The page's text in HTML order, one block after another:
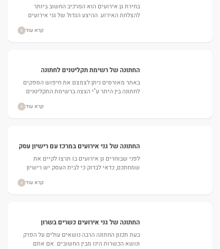
בחירת גן אירועים הוא המרכיב החשוב ביותר
להצלחת האירוע. ההיצע הגדול של גני אירועים
קרא עוד
החתונה של רשימת תקליטנים לחתונה
באתר מאורסים ניתן לצמצם את חיפוש הספקים
לחתונה בין היתר ע"י הצצה ברשימת התקליטנים
קרא עוד
החתונה של גני אירועים במרכז עם רישיון עסק
לפני שבוחרים גן אירועים בו תרצו לקיים את
שמחתכם, כדאי לבדוק כי לבית העסק יש רישיון
קרא עוד
החתונה של גני אירועים כשרים בשרון
בעת תכנון החתונה הרבה נושאים עולים על הפרק
ונושא הכשרות הינו מבין החשובים. אם אתם